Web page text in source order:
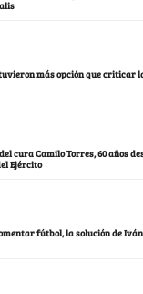
más opción que criticar
cura Camilo Torres, 60 años
Ejército
fútbol, la solución de